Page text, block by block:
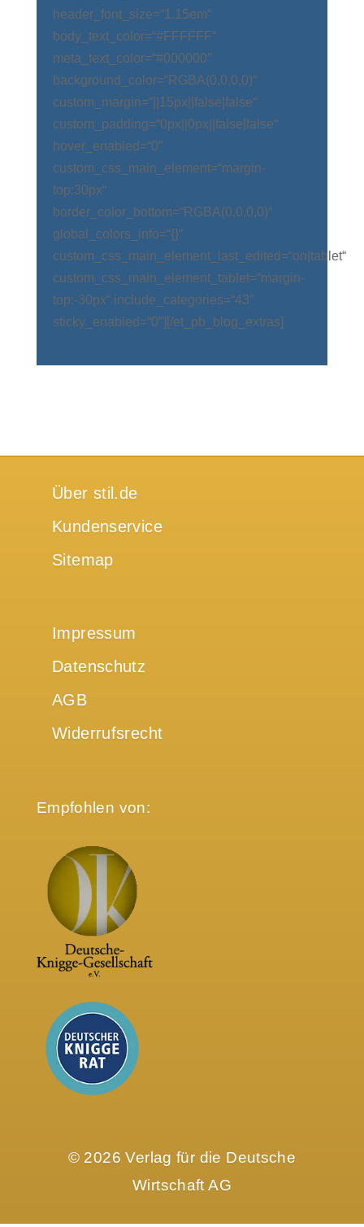
header_font_size=“1.15em“
body_text_color=“#FFFFFF“
meta_text_color=“#000000″
background_color=“RGBA(0,0,0,0)“
custom_margin=“||15px||false|false“
custom_padding=“0px||0px||false|false“
hover_enabled=“0″
custom_css_main_element=“margin-
top:30px“
border_color_bottom=“RGBA(0,0,0,0)“
global_colors_info=“{}“
custom_css_main_element_last_edited=“on|tablet“
custom_css_main_element_tablet=“margin-
top:-30px“ include_categories=“43″
sticky_enabled=“0″][/et_pb_blog_extras]
Über stil.de
Kundenservice
Sitemap
Impressum
Datenschutz
AGB
Widerrufsrecht
Empfohlen von:
© 2026 Verlag für die Deutsche
Wirtschaft AG